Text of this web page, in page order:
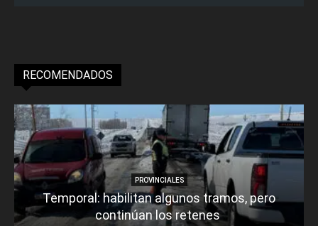
RECOMENDADOS
PROVINCIALES
Temporal: habilitan algunos tramos, pero
continúan los retenes